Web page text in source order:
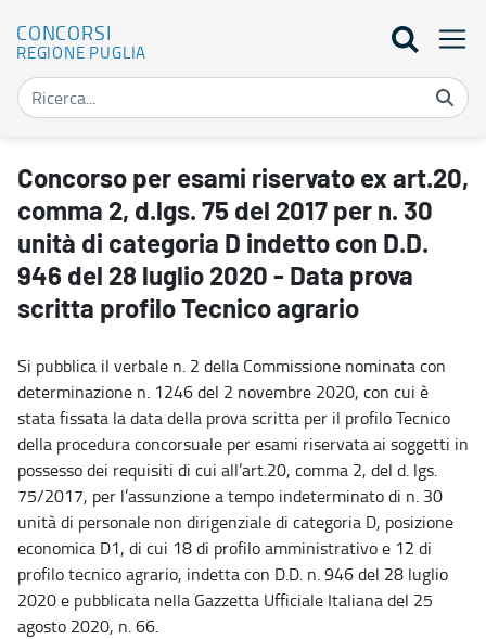
CONCORSI
REGIONE PUGLIA
Concorso per esami riservato ex art.20, comma 2, d.lgs. 75 del
Concorso per esami riservato ex art.20,
comma 2, d.lgs. 75 del 2017 per n. 30
unità di categoria D indetto con D.D.
946 del 28 luglio 2020 - Data prova
scritta profilo Tecnico agrario
Si pubblica il verbale n. 2 della Commissione nominata con
determinazione n. 1246 del 2 novembre 2020, con cui è
stata fissata la data della prova scritta per il profilo Tecnico
della procedura concorsuale per esami riservata ai soggetti in
possesso dei requisiti di cui all’art.20, comma 2, del d. lgs.
75/2017, per l’assunzione a tempo indeterminato di n. 30
unità di personale non dirigenziale di categoria D, posizione
economica D1, di cui 18 di profilo amministrativo e 12 di
profilo tecnico agrario, indetta con D.D. n. 946 del 28 luglio
2020 e pubblicata nella Gazzetta Ufficiale Italiana del 25
agosto 2020, n. 66.